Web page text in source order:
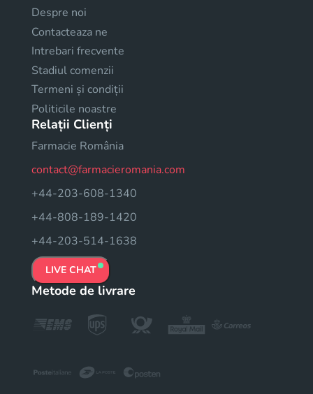
Despre noi
Contacteaza ne
Intrebari frecvente
Stadiul comenzii
Termeni și condiții
Politicile noastre
Relații Clienți
Farmacie România
contact@farmacieromania.com
+44-203-608-1340
+44-808-189-1420
+44-203-514-1638
LIVE CHAT
Metode de livrare